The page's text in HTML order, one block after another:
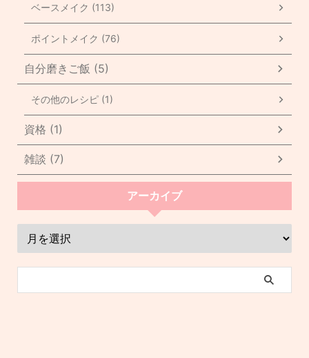
ベースメイク (113)
ポイントメイク (76)
自分磨きご飯 (5)
その他のレシピ (1)
資格 (1)
雑談 (7)
アーカイブ